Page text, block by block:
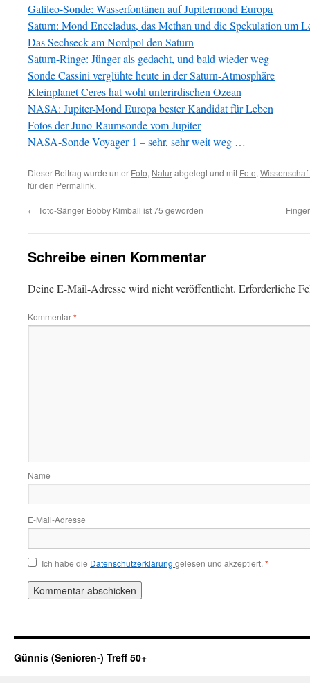
Galileo-Sonde: Wasserfontänen auf Jupitermond Europa
Saturn: Mond Enceladus, das Methan und die Spekulation um
Das Sechseck am Nordpol den Saturn
Saturn-Ringe: Jünger als gedacht, und bald wieder weg
Sonde Cassini verglühte heute in der Saturn-Atmosphäre
Kleinplanet Ceres hat wohl unterirdischen Ozean
NASA: Jupiter-Mond Europa bester Kandidat für Leben
Fotos der Juno-Raumsonde vom Jupiter
NASA-Sonde Voyager 1 – sehr, sehr weit weg …
Dieser Beitrag wurde unter Foto, Naturabgelegt und mit Foto, Wissenschaft
für den Permalink.
← Toto-Sänger Bobby Kimball ist 75 geworden
Schreibe einen Kommentar
Deine E-Mail-Adresse wird nicht veröffentlicht. Erforderliche
Kommentar*
Name
E-Mail-Adresse
Ich habe die Datenschutzerklärung gelesen und akzeptiert. *
Günnis (Senioren-) Treff 50+